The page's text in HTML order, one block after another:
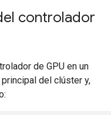
controlador
de GPU en un
del clúster y,